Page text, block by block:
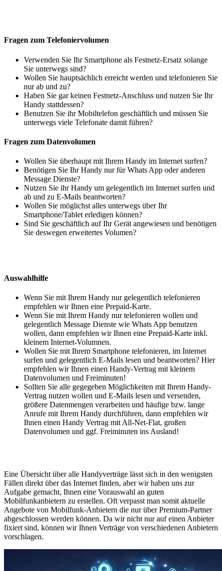
Fragen zum Telefoniervolumen
Verwenden Sie Ihr Smartphone als Festnetz-Ersatz solange
Sie unterwegs sind?
Wollen Sie hauptsächlich erreicht werden und telefonieren Sie
nur ab und zu?
Haben Sie gar keinen Festnetz-Anschluss und nutzen Sie Ihr
Handy stattdessen?
Benutzen Sie ihr Mobiltelefon geschäftlich und müssen Sie
unterwegs viele Telefonate damit führen?
Fragen zum Datenvolumen
Wollen Sie überhaupt mit Ihrem Handy im Internet surfen?
Benötigen Sie Ihr Handy nur für Whats App oder anderen
Message Dienste?
Nutzen Sie ihr Handy um gelegentlich im Internet surfen und
ab und zu E-Mails beantworten?
Wollen Sie möglichst alles unterwegs über Ihr
Smartphone/Tablet erledigen können?
Sind Sie geschäftlich auf Ihr Gerät angewiesen und benötigen
Sie deswegen erweitertes Volumen?
Auswahlhilfe
Wenn Sie mit Ihrem Handy nur gelegentlich telefonieren
empfehlen wir Ihnen eine Prepaid-Karte.
Wenn Sie mit Ihrem Handy nur telefonieren wollen und
gelegentlich Message Dienste wie Whats App benutzen
wollen, dann empfehlen wir Ihnen eine Prepaid-Karte inkl.
kleinem Internet-Volumnen.
Wollen Sie mit Ihrem Smartphone telefonieren, im Internet
surfen und gelegentlich E-Mails lesen und beantworten? Hier
empfehlen wir Ihnen einen Handy-Vertrag mit kleinem
Datenvolumen und Freiminuten!
Sollten Sie alle gegegeben Möglichkeiten mit Ihrem Handy-
Vertrag nutzen wollen und E-Mails lesen und versenden,
größere Datenmengen verarbeiten und häufige bzw. lange
Anrufe mit Ihrem Handy durchführen, dann empfehlen wir
Ihnen einen Handy Vertrag mit All-Net-Flat, großen
Datenvolumen und ggf. Freiminuten ins Ausland!
Eine Übersicht über alle Handyverträge lässt sich in den wenigsten
Fällen direkt über das Internet finden, aber wir haben uns zur
Aufgabe gemacht, Ihnen eine Vorauswahl an guten
Mobilfunkanbietern zu erstellen. Oft verpasst man somit aktuelle
Angebote von Mobilfunk-Anbietern die nur über Premium-Partner
abgeschlossen werden können. Da wir nicht nur auf einen Anbieter
fixiert sind, können wir Ihnen Verträge von verschiedenen Anbietern
vorschlagen.